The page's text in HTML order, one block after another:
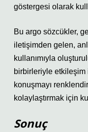
göstergesi olarak
Bu argo sözcükler,
iletişimden gelen,
kullanımıyla
birbirleriyle etkileşim
konuşmayı
kolaylaştırmak için
Sonuç